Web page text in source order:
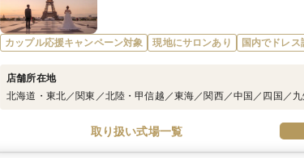
カップル応援キャンペーン対象 現地にサロンあり 国内でドレス
店舗所在地
北海道・東北／関東／北陸・甲信越／東海／関西／中国／四国／
取り扱い式場一覧